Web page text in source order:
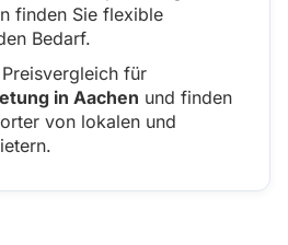
finden Sie flexible
Bedarf.
für
in Aachen und finden
von lokalen und